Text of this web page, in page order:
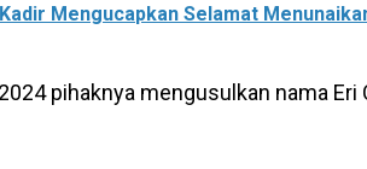
Mengucapkan Selamat
pihaknya mengusulkan nama